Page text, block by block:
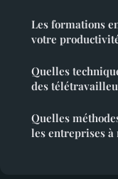
Les formations
votre
Quelles
des
Quelles
les entreprises à